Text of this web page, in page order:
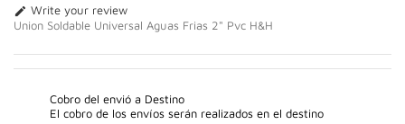
 Write your review
Union Soldable Universal Aguas Frias 2" Pvc H&H
Cobro del envió a Destino
El cobro de los envíos serán realizados en el destino